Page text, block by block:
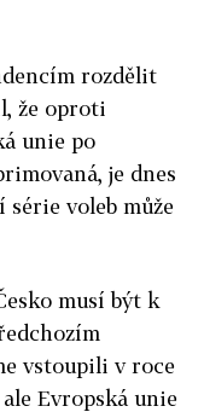
rozdělit
že oproti
unie po
je dnes
voleb může
musí být k
vstoupili v roce
Evropská unie